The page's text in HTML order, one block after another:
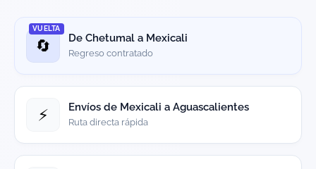
🔄
VUELTA
De Chetumal a Mexicali
Regreso contratado
⚡ Envíos de Mexicali a Aguascalientes
Ruta directa rápida